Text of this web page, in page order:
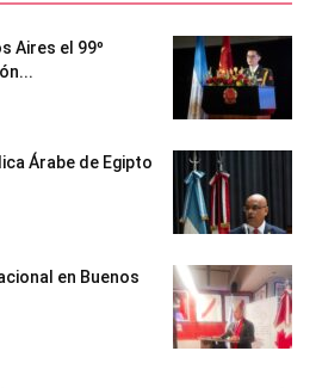
Aires el 99º
Árabe de Egipto
en Buenos